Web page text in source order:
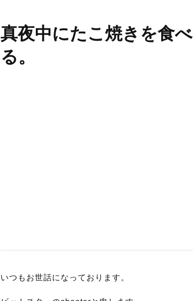
COMPANY
真夜中にたこ焼きを食べ
る。
いつもお世話になっております。